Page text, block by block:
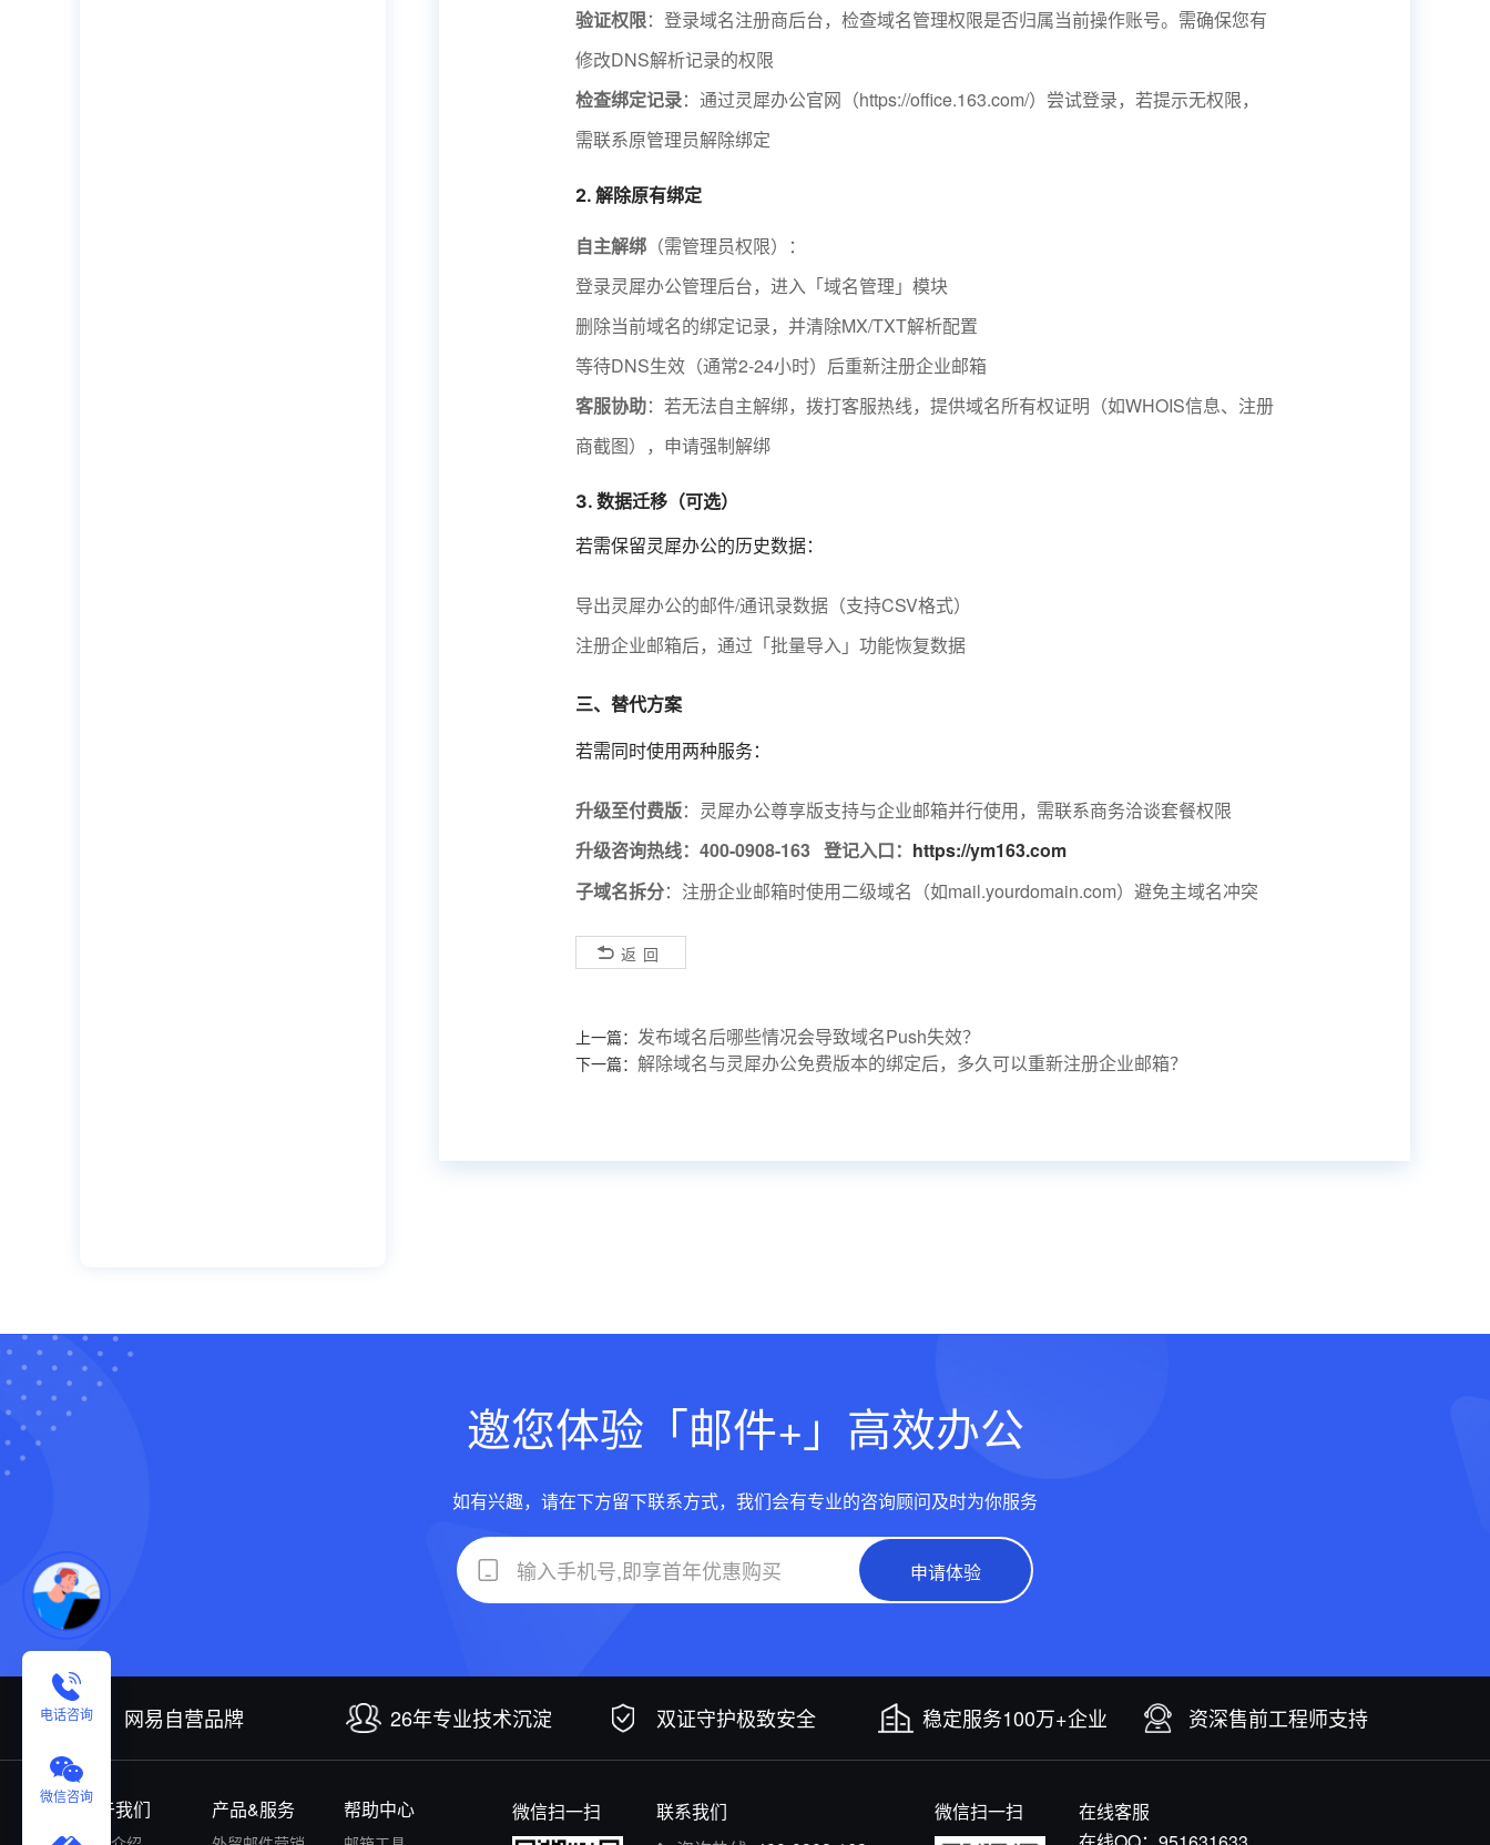
电话咨询
微信咨询
验证权限：登录域名注册商后台，检查域名管理权限是否归属当前操作账号。需确保您有
修改DNS解析记录的权限
检查绑定记录：通过灵犀办公官网（https://office.163.com/）尝试登录，若提示无权限，
需联系原管理员解除绑定
2. 解除原有绑定
自主解绑 （需管理员权限）：
登录灵犀办公管理后台，进入「域名管理」模块
删除当前域名的绑定记录，并清除MX/TXT解析配置
等待DNS生效（通常2-24小时）后重新注册企业邮箱
客服协助：若无法自主解绑，拨打客服热线，提供域名所有权证明（如WHOIS信息、注册
商截图），申请强制解绑
3. 数据迁移（可选）
若需保留灵犀办公的历史数据：
导出灵犀办公的邮件/通讯录数据（支持CSV格式）
注册企业邮箱后，通过「批量导入」功能恢复数据
三、替代方案
若需同时使用两种服务：
升级至付费版：灵犀办公尊享版支持与企业邮箱并行使用，需联系商务洽谈套餐权限
升级咨询热线：400-0908-163 登记入口： https://ym163.com
子域名拆分：注册企业邮箱时使用二级域名（如mail.yourdomain.com）避免主域名冲突
返回
上一篇： 发布域名后哪些情况会导致域名Push失效？
下一篇： 解除域名与灵犀办公免费版本的绑定后，多久可以重新注册企业邮箱？
邀您体验「邮件+」高效办公
如有兴趣，请在下方留下联系方式，我们会有专业的咨询顾问及时为你服务
申请体验
网易自营品牌 26年专业技术沉淀 双证守护极致安全 稳定服务100万+企业 资深售前工程师支持
关于我们 产品&服务 帮助中心 微信扫一扫
联系我们
微信扫一扫
在线客服